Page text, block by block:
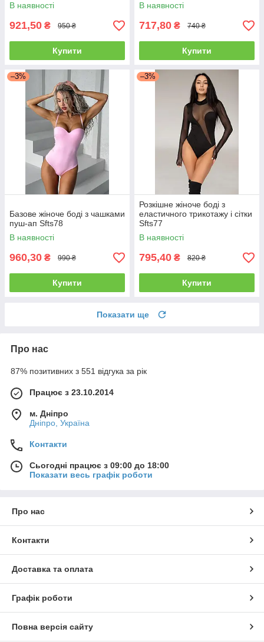
В наявності
921,50 ₴ 950 ₴
Купити
В наявності
717,80 ₴ 740 ₴
Купити
–3%
Базове жіноче боді з чашками
пуш-ап Sfts78
В наявності
960,30 ₴ 990 ₴
Купити
–3%
Розкішне жіноче боді з
еластичного трикотажу і сітки
Sfts77
В наявності
795,40 ₴ 820 ₴
Купити
Показати ще
Про нас
87% позитивних з 551 відгука за рік
Працює з 23.10.2014
м. Дніпро
Дніпро, Україна
Контакти
Сьогодні працює з 09:00 до 18:00
Показати весь графік роботи
Про нас
Контакти
Доставка та оплата
Графік роботи
Повна версія сайту